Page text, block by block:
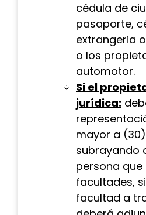
cédula de
pasaporte,
extrangeria
o los
automotor.
Si el
jurídica:
mayor a
subrayando
persona
facultades,
facultad a